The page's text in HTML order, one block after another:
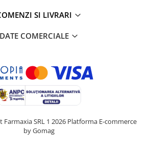
SI LIVRARI
DATE COMERCIALE
SRL 1 2026 Platforma E-commerce
by Gomag